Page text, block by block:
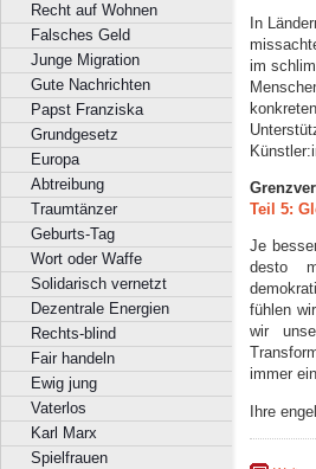
Recht auf Wohnen
Falsches Geld
Junge Migration
Gute Nachrichten
Papst Franziska
Grundgesetz
Europa
Abtreibung
Traumtänzer
Geburts-Tag
Wort oder Waffe
Solidarisch vernetzt
Dezentrale Energien
Rechts-blind
Fair handeln
Ewig jung
Vaterlos
Karl Marx
Spielfrauen
In
im
Teil 5:
Je
desto
fühlen
wir
immer
Ihre